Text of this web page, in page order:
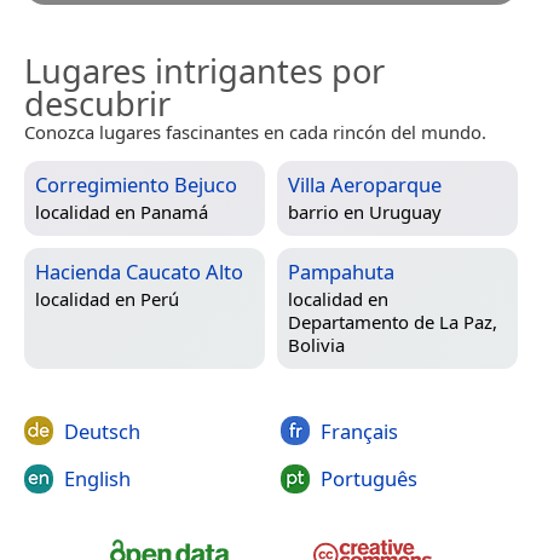
Lugares intrigantes por
descubrir
Conozca lugares fascinantes en cada rincón del mundo.
Corregimiento Bejuco
localidad en Panamá
Villa Aeroparque
barrio en Uruguay
Hacienda Caucato Alto
localidad en Perú
Pampahuta
localidad en
Departamento de La Paz,
Bolivia
Deutsch
English
Français
Português